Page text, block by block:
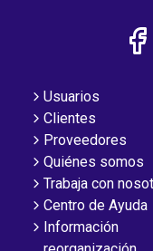
Usuarios
Clientes
Proveedores
Quiénes somos
Trabaja con
Centro de Ayuda
Información